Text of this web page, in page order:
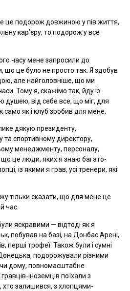
це подорож довжиною у пів життя,
кар’єру, то подорож у все
часу мене запросили до
що це було не просто так. Я здобув
але найголовніше, що ми
Тому я, скажімо так, йду із
душею, від себе все, що міг, для
само як і клуб зробив для мене.
дякую президенту,
та спортивному директору,
менеджменту, персоналу,
це люди, яких я знаю багато-
із якими я грав, усі тренери, які
тільки сказати, що для мене це
час.
яскравими — відтоді як я
побував на базі, на Донбас Арені,
перші трофеї. Також були і сумні
подорожували різними
дому, повномасштабне
іноземців поїхали з
хто залишився, з хлопцями-